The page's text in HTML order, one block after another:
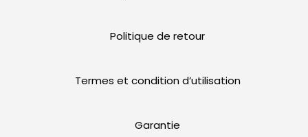
Politique de retour
Termes et condition d’utilisation
Garantie